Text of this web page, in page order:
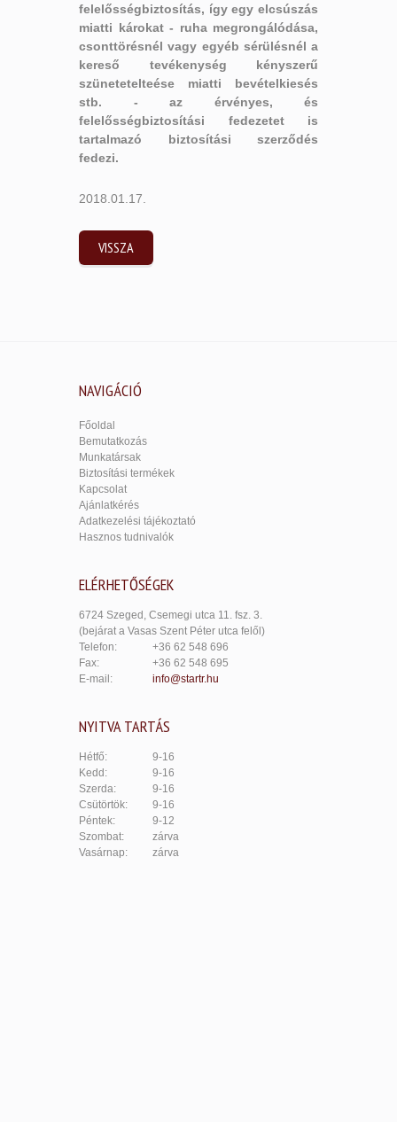
felelősségbiztosítás, így egy elcsúszás
miatti károkat - ruha megrongálódása,
csonttörésnél vagy egyéb sérülésnél a
kereső tevékenység kényszerű
szünetetelteése miatti bevételkiesés
stb. - az érvényes, és
felelősségbiztosítási fedezetet is
tartalmazó biztosítási szerződés
fedezi.
2018.01.17.
VISSZA
NAVIGÁCIÓ
Főoldal
Bemutatkozás
Munkatársak
Biztosítási termékek
Kapcsolat
Ajánlatkérés
Adatkezelési tájékoztató
Hasznos tudnivalók
ELÉRHETŐSÉGEK
6724 Szeged, Csemegi utca 11. fsz. 3.
(bejárat a Vasas Szent Péter utca felől)
Telefon:
+36 62 548 696
Fax:
+36 62 548 695
E-mail:
info@startr.hu
NYITVA TARTÁS
Hétfő:
9-16
Kedd:
9-16
Szerda:
9-16
Csütörtök:
9-16
Péntek:
9-12
Szombat:
zárva
Vasárnap:
zárva